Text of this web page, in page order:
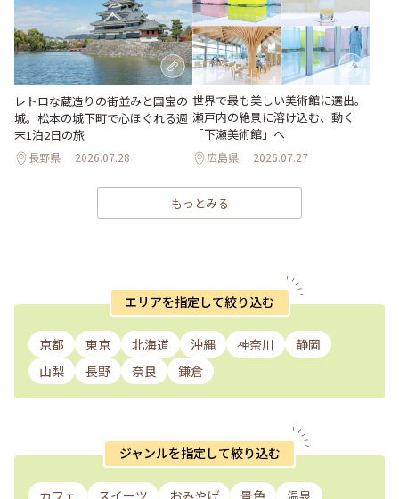
レトロな蔵造りの街並みと国宝の
城。松本の城下町で心ほぐれる週
末1泊2日の旅
長野県 2026.07.28
世界で最も美しい美術館に選出。
瀬戸内の絶景に溶け込む、動く
「下瀬美術館」へ
広島県 2026.07.27
もっとみる
エリアを指定して絞り込む
京都 東京 北海道 沖縄 神奈川
静岡
山梨
長野 奈良 鎌倉
ジャンルを指定して絞り込む
カフェ スイーツ おみやげ 景色 温泉